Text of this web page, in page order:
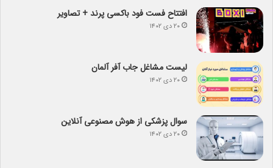
افتتاح فست فود باکسی پرند + تصاویر
۲۰ دی ۱۴۰۲
لیست مشاغل جاب آفر آلمان
۲۰ دی ۱۴۰۲
سوال پزشکی از هوش مصنوعی آنلاین
۲۰ دی ۱۴۰۲